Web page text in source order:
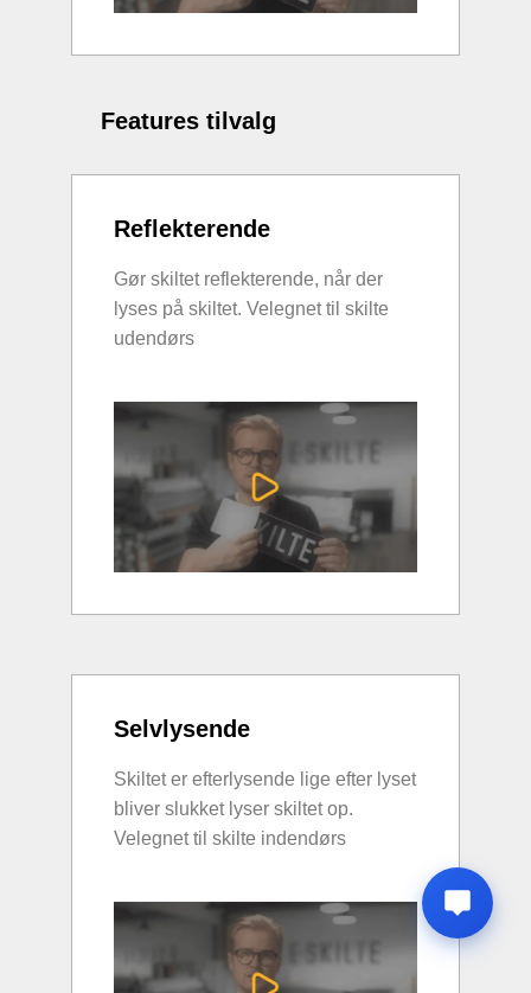
Features tilvalg
Reflekterende
Gør skiltet reflekterende, når der
lyses på skiltet. Velegnet til skilte
udendørs
Selvlysende
Skiltet er efterlysende lige efter lyset
bliver slukket lyser skiltet op.
Velegnet til skilte indendørs